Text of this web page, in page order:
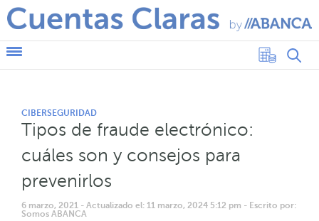
CIBERSEGURIDAD
Tipos de fraude electrónico:
cuáles son y consejos para
prevenirlos
6 marzo, 2021 - Actualizado el: 11 marzo, 2024 5:12 pm - Escrito por:
Somos ABANCA